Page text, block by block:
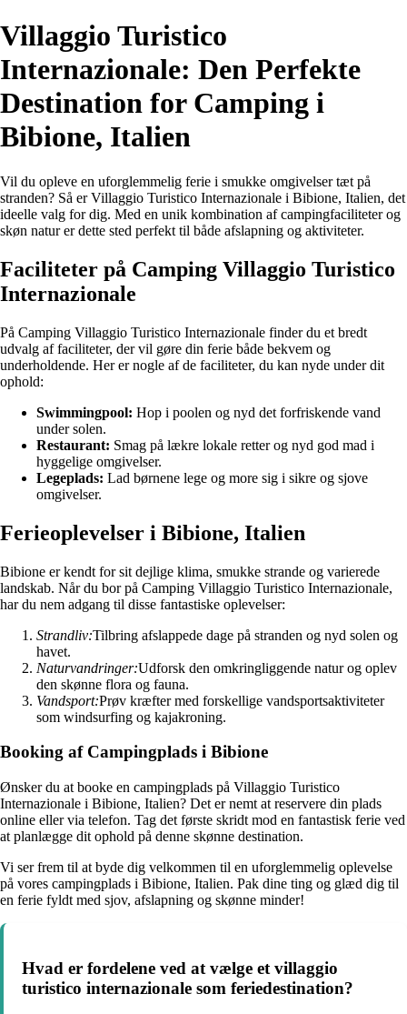
Villaggio Turistico
Internazionale: Den Perfekte
Destination for Camping i
Bibione, Italien
Vil du opleve en uforglemmelig ferie i smukke omgivelser tæt på
stranden? Så er Villaggio Turistico Internazionale i Bibione, Italien, det
ideelle valg for dig. Med en unik kombination af campingfaciliteter og
skøn natur er dette sted perfekt til både afslapning og aktiviteter.
Faciliteter på Camping Villaggio Turistico
Internazionale
På Camping Villaggio Turistico Internazionale finder du et bredt
udvalg af faciliteter, der vil gøre din ferie både bekvem og
underholdende. Her er nogle af de faciliteter, du kan nyde under dit
ophold:
Swimmingpool: Hop i poolen og nyd det forfriskende vand
under solen.
Restaurant: Smag på lækre lokale retter og nyd god mad i
hyggelige omgivelser.
Legeplads: Lad børnene lege og more sig i sikre og sjove
omgivelser.
Ferieoplevelser i Bibione, Italien
Bibione er kendt for sit dejlige klima, smukke strande og varierede
landskab. Når du bor på Camping Villaggio Turistico Internazionale,
har du nem adgang til disse fantastiske oplevelser:
Strandliv:Tilbring afslappede dage på stranden og nyd solen og
havet.
Naturvandringer:Udforsk den omkringliggende natur og oplev
den skønne flora og fauna.
Vandsport:Prøv kræfter med forskellige vandsportsaktiviteter
som windsurfing og kajakroning.
Booking af Campingplads i Bibione
Ønsker du at booke en campingplads på Villaggio Turistico
Internazionale i Bibione, Italien? Det er nemt at reservere din plads
online eller via telefon. Tag det første skridt mod en fantastisk ferie ved
at planlægge dit ophold på denne skønne destination.
Vi ser frem til at byde dig velkommen til en uforglemmelig oplevelse
på vores campingplads i Bibione, Italien. Pak dine ting og glæd dig til
en ferie fyldt med sjov, afslapning og skønne minder!
Hvad er fordelene ved at vælge et villaggio
turistico internazionale som feriedestination?